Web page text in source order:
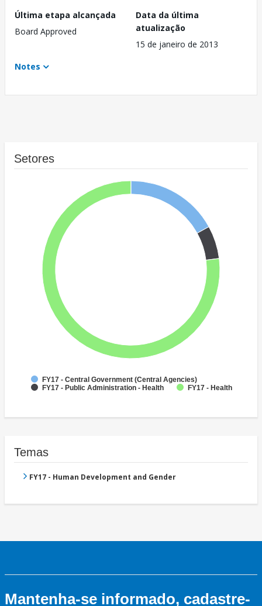
Última etapa alcançada
Board Approved
Data da última
atualização
15 de janeiro de 2013
Notes
Setores
FY17 - Central Government (Central Agencies)
FY17 - Public Administration - Health
FY17 - Health
Temas
FY17 - Human Development and Gender
Mantenha-se informado, cadastre-